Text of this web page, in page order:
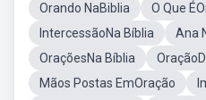
Orando NaBiblia
O Que
IntercessãoNa Bíblia
Ana
OraçõesNa Bíblia
Mãos Postas EmOração